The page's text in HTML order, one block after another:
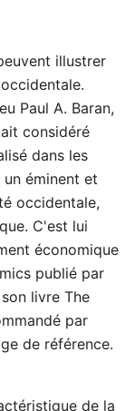
illustrer
Paul A. Baran,
considéré
dans les
éminent et
occidentale,
C'est lui
économique
publié par
livre The
par
de référence.
de la